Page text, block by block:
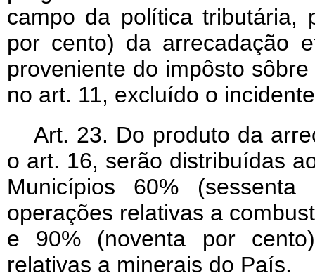
campo da política tributária,
por cento) da arrecadação
proveniente do impôsto
no art. 11, excluído o
Art. 23. Do produto da
o art. 16, serão distribuídas
Municípios 60%
operações relativas a
e 90% (noventa por
relativas a minerais do País.